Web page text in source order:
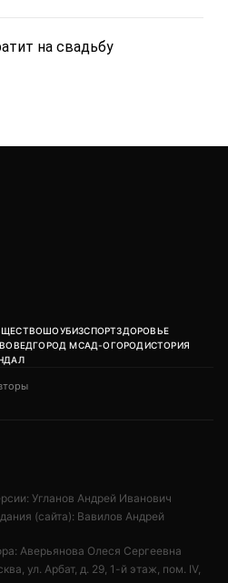
на свадьбу
ШОУБИЗСПОРТЗДОРОВЬЕ
ГОРОД МСАД-ОГОРОДИСТОРИЯ
Угланов Андрей Иванович
(сайта): Вавилов Андрей
Аверьянова Олеся Сергеевна
ул. Арбат, д. 29, 1-й этаж, пом. IV,